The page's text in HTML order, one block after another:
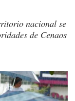
nacional se
de Cenaos